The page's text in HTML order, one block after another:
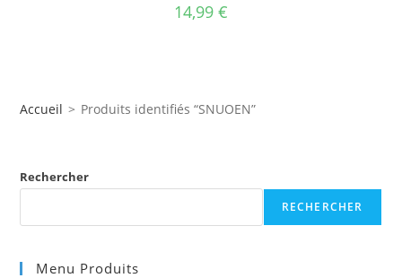
14,99 €
Accueil > Produits identifiés “SNUOEN”
Rechercher
RECHERCHER
Menu Produits